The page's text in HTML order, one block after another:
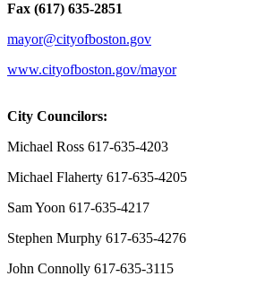
Fax (617) 635-2851
mayor@cityofboston.gov
www.cityofboston.gov/mayor
City Councilors:
Michael Ross 617-635-4203
Michael Flaherty 617-635-4205
Sam Yoon 617-635-4217
Stephen Murphy 617-635-4276
John Connolly 617-635-3115